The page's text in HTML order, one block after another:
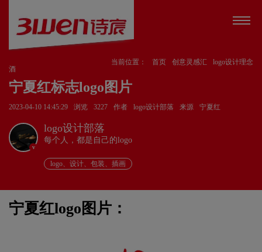
当前位置： 首页 创意灵感汇
logo设计理念
酒
宁夏红标志logo图片
2023-04-10 14:45:29 浏览 3227 作者 logo设计部落 来源 宁夏红
v
logo设计部落
每个人，都是自己的logo
logo、设计、包装、插画
宁夏红logo图片：